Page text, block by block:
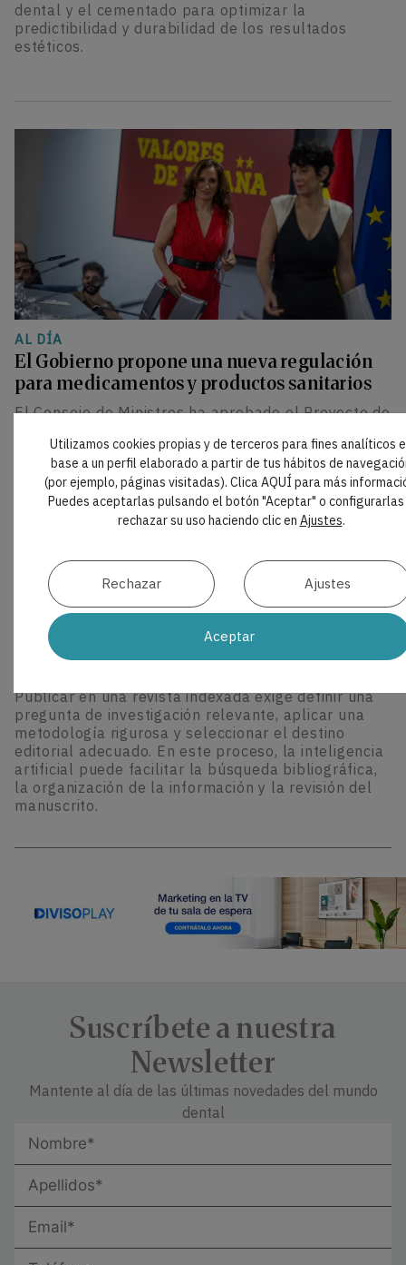
dental y el cementado para optimizar la
predictibilidad y durabilidad de los resultados
estéticos.
AL DÍA
El Gobierno propone una nueva regulación
para medicamentos y productos sanitarios
El Consejo de Ministros ha aprobado el Proyecto de
inicia ahora su tramitación parlamentaria. La
reforma actualiza el marco vigente desde 2015 e
incorpora medidas sobre innovación,
abastecimiento, financiación, prescripción y
INTELIGENCIA ARTIFICIAL
Guía práctica para publicar artículos
científicos en Odontología
Publicar en una revista indexada exige definir una
pregunta de investigación relevante, aplicar una
metodología rigurosa y seleccionar el destino
editorial adecuado. En este proceso, la inteligencia
artificial puede facilitar la búsqueda bibliográfica,
la organización de la información y la revisión del
manuscrito.
Suscríbete a nuestra
Newsletter
Mantente al día de las últimas novedades del mundo
dental
Utilizamos cookies propias y de terceros para fines analíticos
base a un perfil elaborado a partir de tus hábitos de
(por ejemplo, páginas visitadas). Clica AQUÍ para más
Puedes aceptarlas pulsando el botón "Aceptar" o
rechazar su uso haciendo clic en Ajustes.
Aceptar
Rechazar Ajustes